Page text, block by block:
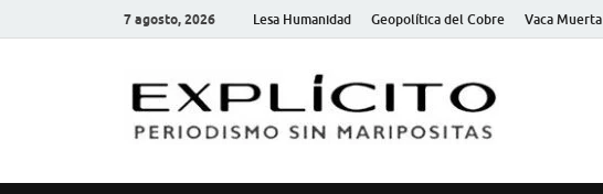
7 agosto, 2026 Lesa Humanidad Geopolítica del Cobre Vaca Muerta